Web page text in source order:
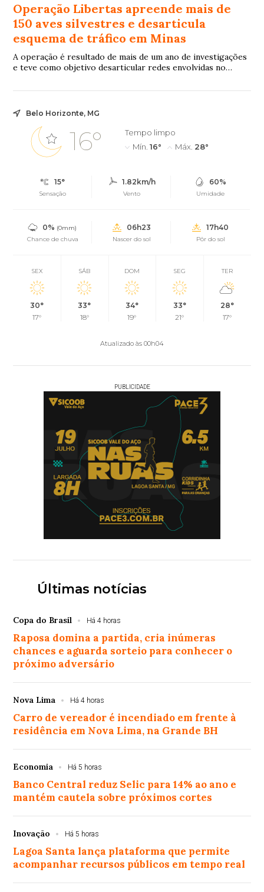
Operação Libertas apreende mais de
150 aves silvestres e desarticula
esquema de tráfico em Minas
A operação é resultado de mais de um ano de investigações
e teve como objetivo desarticular redes envolvidas no
mandados de busca e apreensão nos municípios de Juiz de
Belo Horizonte, MG
16°
Tempo limpo
Mín. 16° Máx. 28°
15°
Sensação
1.82km/h
Vento
60%
Umidade
0% (0mm)
Chance de chuva
06h23
Nascer do sol
17h40
Pôr do sol
SEX
30°
17°
SÁB
33°
18°
DOM
34°
19°
SEG
33°
21°
TER
28°
17°
Atualizado às 00h04
PUBLICIDADE
Últimas notícias
Copa do Brasil Há 4 horas
Raposa domina a partida, cria inúmeras
chances e aguarda sorteio para conhecer o
próximo adversário
Nova Lima Há 4 horas
Carro de vereador é incendiado em frente à
residência em Nova Lima, na Grande BH
Economia Há 5 horas
Banco Central reduz Selic para 14% ao ano e
mantém cautela sobre próximos cortes
Inovação Há 5 horas
Lagoa Santa lança plataforma que permite
acompanhar recursos públicos em tempo real